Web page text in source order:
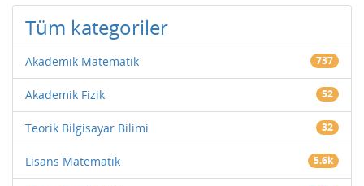
Tüm kategoriler
Akademik Matematik 737
Akademik Fizik 52
Teorik Bilgisayar Bilimi 32
Lisans Matematik 5.6k